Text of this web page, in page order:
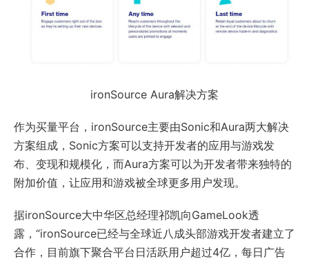
ironSource Aura解决方案
作为买量平台，ironSource主要由Sonic和Aura两大解决
方案组成，Sonic方案可以支持开发者的应用与游戏发
布、变现和规模化，而Aura方案可以为开发者带来独特的
附加价值，让应用和游戏被全球更多用户发现。
据ironSource大中华区总经理祁凯向GameLook透
露，“ironSource已经与全球近八成头部游戏开发者建立了
合作，目前旗下聚合平台日活跃用户超过4亿，每日广告